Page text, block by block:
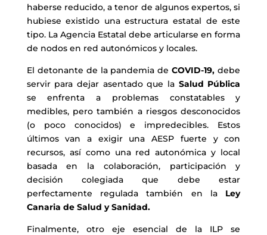
haberse reducido, a tenor de algunos expertos, si
hubiese existido una estructura estatal de este
tipo. La Agencia Estatal debe articularse en forma
de nodos en red autonómicos y locales.
El detonante de la pandemia deCOVID-19, debe
servir para dejar asentado que la Salud Pública
se enfrenta a problemas constatables y
medibles, pero también a riesgos desconocidos
(o poco conocidos) e impredecibles. Estos
últimos van a exigir una AESP fuerte y con
recursos, así como una red autonómica y local
basada en la colaboración, participación y
decisión colegiada que debe estar
perfectamente regulada también en la Ley
Canaria de Salud y Sanidad.
Finalmente, otro eje esencial de la ILP se